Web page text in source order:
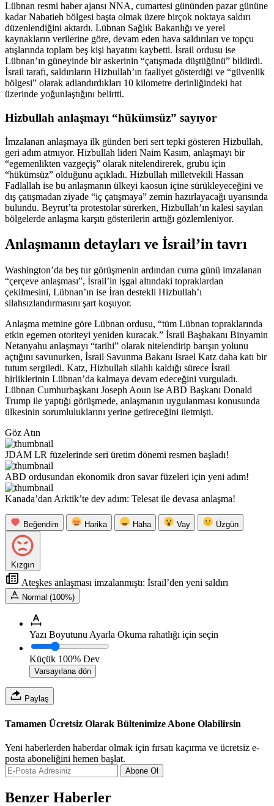
Lübnan resmi haber ajansı NNA, cumartesi gününden pazar gününe
kadar Nabatieh bölgesi başta olmak üzere birçok noktaya saldırı
düzenlendiğini aktardı. Lübnan Sağlık Bakanlığı ve yerel
kaynakların verilerine göre, devam eden hava saldırıları ve topçu
atışlarında toplam beş kişi hayatını kaybetti. İsrail ordusu ise
Lübnan’ın güneyinde bir askerinin “çatışmada düştüğünü” bildirdi.
İsrail tarafı, saldırıların Hizbullah’ın faaliyet gösterdiği ve “güvenlik
bölgesi” olarak adlandırdıkları 10 kilometre derinliğindeki hat
üzerinde yoğunlaştığını belirtti.
Hizbullah anlaşmayı “hükümsüz” sayıyor
İmzalanan anlaşmaya ilk günden beri sert tepki gösteren Hizbullah,
geri adım atmıyor. Hizbullah lideri Naim Kasım, anlaşmayı bir
“egemenlikten vazgeçiş” olarak nitelendirerek, grubu için
“hükümsüz” olduğunu açıkladı. Hizbullah milletvekili Hassan
Fadlallah ise bu anlaşmanın ülkeyi kaosun içine sürükleyeceğini ve
dış çatışmadan ziyade “iç çatışmaya” zemin hazırlayacağı uyarısında
bulundu. Beyrut’ta protestolar sürerken, Hizbullah’ın kalesi sayılan
bölgelerde anlaşma karşıtı gösterilerin arttığı gözlemleniyor.
Anlaşmanın detayları ve İsrail’in tavrı
Washington’da beş tur görüşmenin ardından cuma günü imzalanan
“çerçeve anlaşması”, İsrail’in işgal altındaki topraklardan
çekilmesini, Lübnan’ın ise İran destekli Hizbullah’ı
silahsızlandırmasını şart koşuyor.
Anlaşma metnine göre Lübnan ordusu, “tüm Lübnan topraklarında
etkin egemen otoriteyi yeniden kuracak.” İsrail Başbakanı Binyamin
Netanyahu anlaşmayı “tarihi” olarak nitelendirip barışın yolunu
açtığını savunurken, İsrail Savunma Bakanı Israel Katz daha katı bir
tutum sergiledi. Katz, Hizbullah silahlı kaldığı sürece İsrail
birliklerinin Lübnan’da kalmaya devam edeceğini vurguladı.
Lübnan Cumhurbaşkanı Joseph Aoun ise ABD Başkanı Donald
Trump ile yaptığı görüşmede, anlaşmanın uygulanması konusunda
ülkesinin sorumluluklarını yerine getireceğini iletmişti.
Göz Atın
JDAM LR füzelerinde seri üretim dönemi resmen başladı!
ABD ordusundan ekonomik dron savar füzeleri için yeni adım!
Kanada’dan Arktik’te dev adım: Telesat ile devasa anlaşma!
Beğendim Harika Haha Vay Üzgün
Kızgın
Ateşkes anlaşması imzalanmıştı: İsrail’den yeni saldırı
Normal (100%)
Yazı Boyutunu Ayarla Okuma rahatlığı için seçin
Küçük 100% Dev
Varsayılana dön
Paylaş
Tamamen Ücretsiz Olarak Bültenimize Abone Olabilirsin
Yeni haberlerden haberdar olmak için fırsatı kaçırma ve ücretsiz e-
posta aboneliğini hemen başlat.
Abone Ol
Benzer Haberler